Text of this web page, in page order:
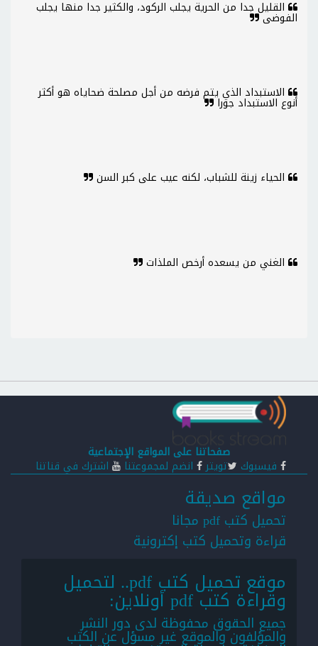
القليل جدا من الحرية يجلب الركود، والكثير جدا منها يجلب
الفوضى
الاستبداد الذي يتم فرضه من أجل مصلحة ضحاياه هو أكثر
أنوع الاستبداد جورا
الحياء زينة للشباب، لكنه عيب على كبر السن
الغني من يسعده أرخص الملذات
صفحاتنا على المواقع الإجتماعية
فيسبوك تويتر انضم لمجموعتنا اشترك في قناتنا
مواقع صديقة
تحميل كتب pdf مجانا
قراءة وتحميل كتب إكترونية
موقع تحميل كتب pdf.. لتحميل
وقراءة كتب pdf أونلاين:
جميع الحقوق محفوظة لدى دور النشر
والمؤلفون والموقع غير مسؤل عن الكتب